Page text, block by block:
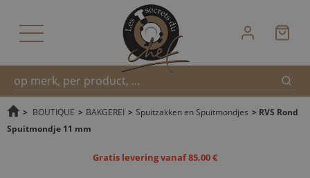
Snel
> BOUTIQUE > BAKGEREI > Spuitzakken en Spuitmondjes > RVS Rond
Spuitmondje 11 mm
Gratis levering vanaf 85,00 €